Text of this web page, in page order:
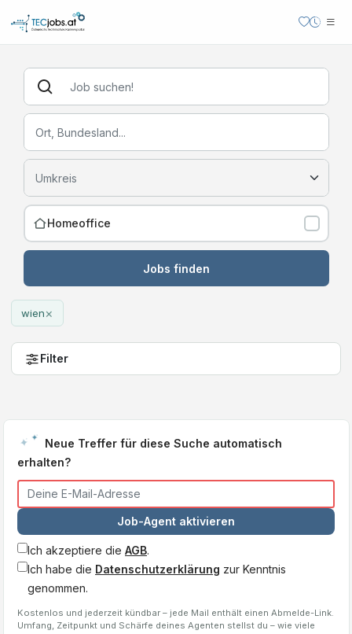
Homeoffice
Jobs finden
wien×
Filter
Neue Treffer für diese Suche automatisch
erhalten?
Job-Agent aktivieren
Ich akzeptiere die AGB.
Ich habe die Datenschutzerklärung zur Kenntnis
genommen.
Kostenlos und jederzeit kündbar – jede Mail enthält einen Abmelde-Link.
Umfang, Zeitpunkt und Schärfe deines Agenten stellst du – wie viele